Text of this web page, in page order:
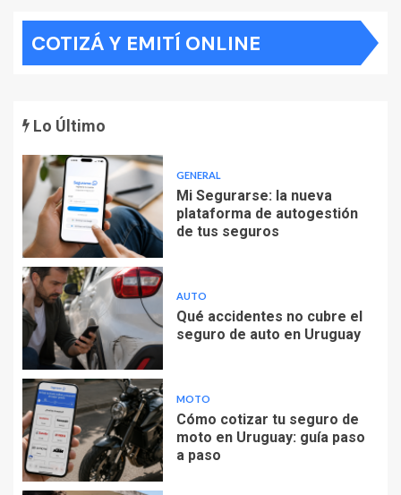
de
entradas
COTIZÁ Y EMITÍ ONLINE
Lo Último
GENERAL
Mi Segurarse: la nueva
plataforma de autogestión
de tus seguros
AUTO
Qué accidentes no cubre el
seguro de auto en Uruguay
MOTO
Cómo cotizar tu seguro de
moto en Uruguay: guía paso
a paso